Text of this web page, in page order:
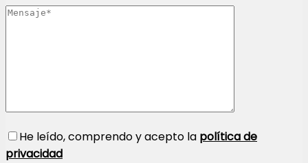
He leído, comprendo y acepto la política de
privacidad